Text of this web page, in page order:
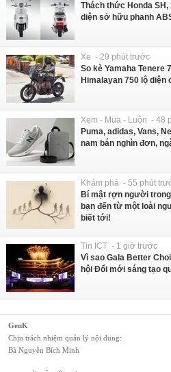
Thách thức Honda
diện sở hữu phanh
Xe - 29 phút trước
So kè Yamaha Tenere
Himalayan 750 lộ diện
Xem - Mua - Luôn - 48
Puma, adidas, Vans,
nam bán nghìn đơn,
Khám phá - 55 phút
Bí mật rợn người
bạn đến từ một loài
biết tới!
Tin ICT - 1 giờ trước
Vì sao Gala Better
hội Đổi mới sáng tạo
GenK
Chịu trách nhiệm quản lý nội dung:
Bà Nguyễn Bích Minh